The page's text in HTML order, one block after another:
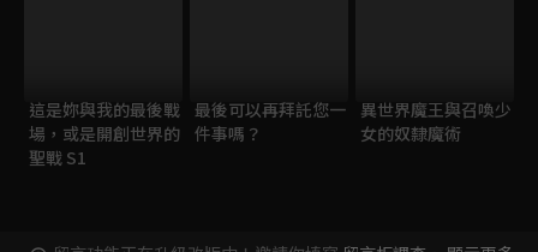
這是妳與我的最後戰
場，或是開創世界的
聖戰 S1
最後可以再拜託您一
件事嗎？
異世界魔王與召喚少
女的奴隸魔術